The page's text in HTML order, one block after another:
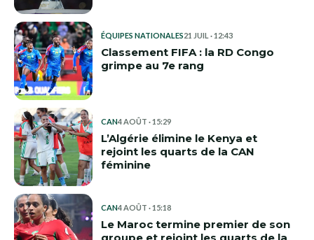
ÉQUIPES NATIONALES21 JUIL · 12:43
Classement FIFA : la RD Congo
grimpe au 7e rang
CAN4 AOÛT · 15:29
L’Algérie élimine le Kenya et
rejoint les quarts de la CAN
féminine
CAN4 AOÛT · 15:18
Le Maroc termine premier de son